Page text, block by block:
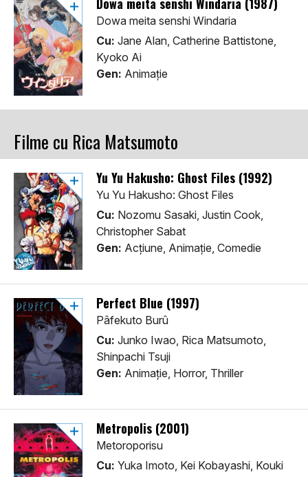
Dowa meita senshi Windaria
Cu: Jane Alan, Catherine Battistone,
Kyoko Ai
Gen: Animaţie
Filme cu Rica Matsumoto
Yu Yu Hakusho: Ghost Files (1992)
Yu Yu Hakusho: Ghost Files
Cu: Nozomu Sasaki, Justin Cook,
Christopher Sabat
Gen: Acţiune, Animaţie, Comedie
Perfect Blue (1997)
Pâfekuto Burû
Cu: Junko Iwao, Rica Matsumoto,
Shinpachi Tsuji
Gen: Animaţie, Horror, Thriller
Metropolis (2001)
Metoroporisu
Cu: Yuka Imoto, Kei Kobayashi, Kouki